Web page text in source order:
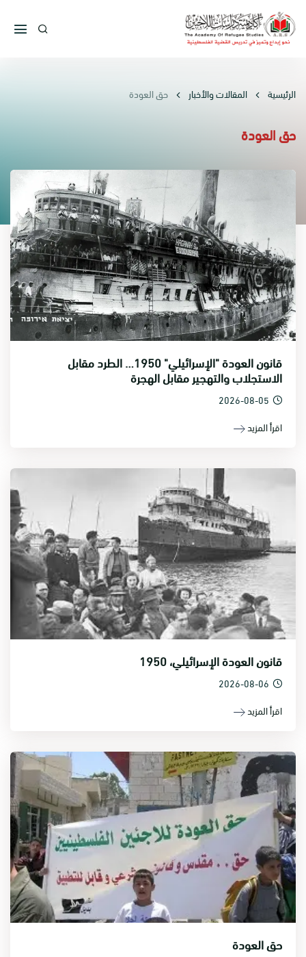
الرئيسية المقالات والأخبار حق العودة
حق العودة
قانون العودة "الإسرائيلي" 1950… الطرد مقابل
الاستجلاب والتهجير مقابل الهجرة
2026-08-05
اقرأ المزيد
قانون العودة الإسرائيلي، 1950
2026-08-06
اقرأ المزيد
حق العودة